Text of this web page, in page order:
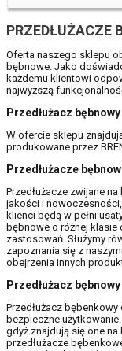
PRZEDŁUŻACZE
Oferta naszego sklepu
bębnowe. Jako
każdemu klientowi
najwyższą
Przedłużacz
W ofercie sklepu
produkowane przez
Przedłużacze
Przedłużacze zwijane
jakości i
klienci będą w pełni
bębnowe o różnej klasie
zastosowań. Służymy
zapoznania się z
obejrzenia innych
Przedłużacz
Przedłużacz
bezpieczne
gdyż znajdują się one
przedłużacze